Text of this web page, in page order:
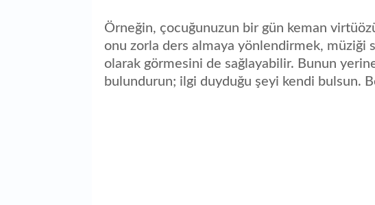
Örneğin, çocuğunuzun bir gün keman
onu zorla ders almaya yönlendirmek, müziği
olarak görmesini de sağlayabilir. Bunun
bulundurun; ilgi duyduğu şeyi kendi bulsun.